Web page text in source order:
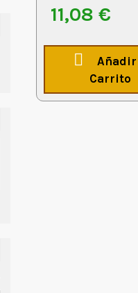
11,08 €

Añadir
Carrito